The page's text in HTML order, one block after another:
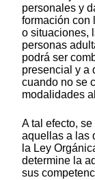
personales y
formación con
o situaciones,
personas
podrá ser
presencial y a
cuando no se
modalidades
A tal efecto,
aquellas a las
la Ley
determine la
sus